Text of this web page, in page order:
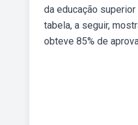
da educação
tabela, a seguir,
obteve 85% de